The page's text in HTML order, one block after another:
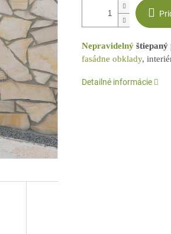
Nepravidelný
fasádne obklady,
Detailné informácie